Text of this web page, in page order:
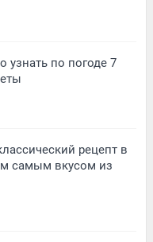
узнать по погоде 7
рецепт в
самым вкусом из